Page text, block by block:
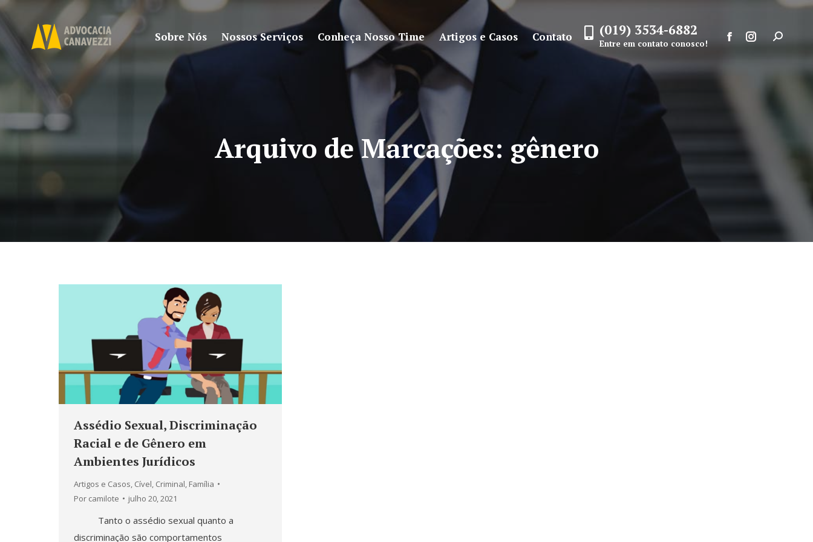
Sobre Nós Nossos Serviços Conheça Nosso Time Artigos e Casos Contato (019) 3534-6882
Entre em contato conosco!
FacebookInstagram
Search:
Arquivo de Marcações: gênero
Assédio Sexual, Discriminação
Racial e de Gênero em
Ambientes Jurídicos
Artigos e Casos, Cível, Criminal, Família
Por camilote julho 20, 2021
Tanto o assédio sexual quanto a
discriminação são comportamentos